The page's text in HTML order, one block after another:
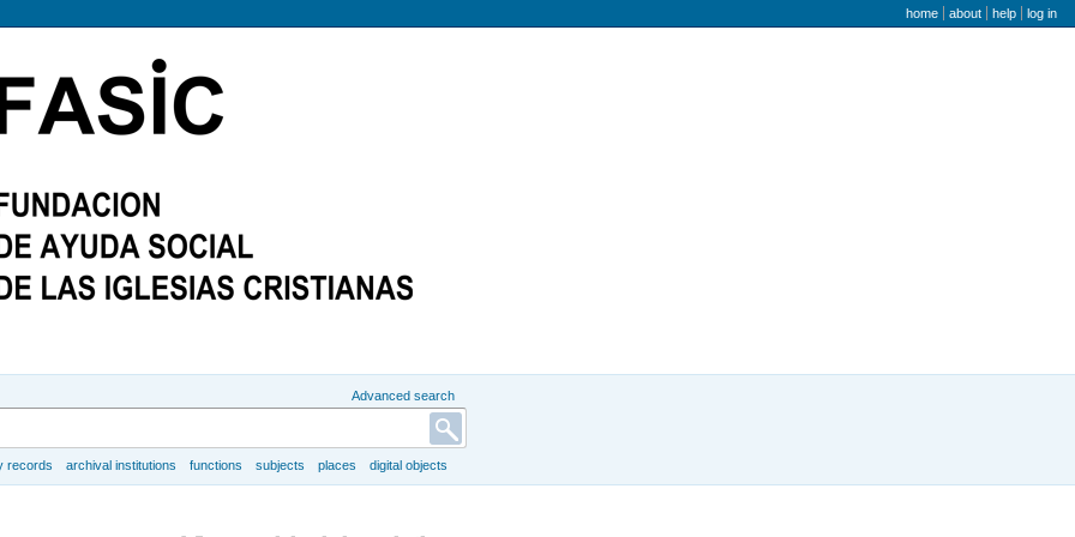
user menu
home about help log in
Advanced search
records archival institutions functions subjects places digital objects